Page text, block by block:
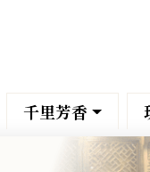
千里芳香